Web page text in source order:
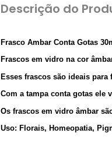
Descrição do
Frasco Ambar Conta Gotas
Frascos em vidro na cor
Esses frascos são ideais para
Com a tampa conta gotas ele
Os frascos em vidro âmbar
Uso: Florais, Homeopatia,